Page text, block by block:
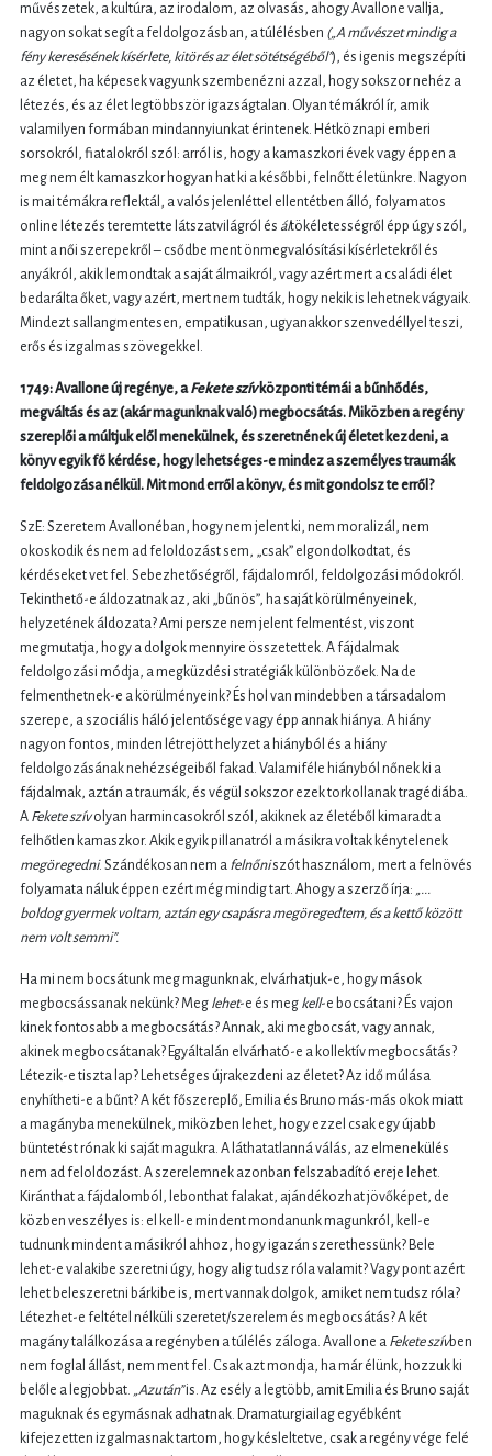
művészetek, a kultúra, az irodalom, az olvasás, ahogy Avallone vallja,
nagyon sokat segít a feldolgozásban, a túlélésben („A művészet mindig a
fény keresésének kísérlete, kitörés az élet sötétségéből”), és igenis megszépíti
az életet, ha képesek vagyunk szembenézni azzal, hogy sokszor nehéz a
létezés, és az élet legtöbbször igazságtalan. Olyan témákról ír, amik
valamilyen formában mindannyiunkat érintenek. Hétköznapi emberi
sorsokról, fiatalokról szól: arról is, hogy a kamaszkori évek vagy éppen a
meg nem élt kamaszkor hogyan hat ki a későbbi, felnőtt életünkre. Nagyon
is mai témákra reflektál, a valós jelenléttel ellentétben álló, folyamatos
online létezés teremtette látszatvilágról és áltökéletességről épp úgy szól,
mint a női szerepekről – csődbe ment önmegvalósítási kísérletekről és
anyákról, akik lemondtak a saját álmaikról, vagy azért mert a családi élet
bedarálta őket, vagy azért, mert nem tudták, hogy nekik is lehetnek vágyaik.
Mindezt sallangmentesen, empatikusan, ugyanakkor szenvedéllyel teszi,
erős és izgalmas szövegekkel.
1749: Avallone új regénye, aFekete szívközponti témái a bűnhődés,
megváltás és az (akár magunknak való) megbocsátás. Miközben a regény
szereplői a múltjuk elől menekülnek, és szeretnének új életet kezdeni, a
könyv egyik fő kérdése, hogy lehetséges-e mindez a személyes traumák
feldolgozása nélkül. Mit mond erről a könyv, és mit gondolsz te erről?
SzE: Szeretem Avallonéban, hogy nem jelent ki, nem moralizál, nem
okoskodik és nem ad feloldozást sem, „csak” elgondolkodtat, és
kérdéseket vet fel. Sebezhetőségről, fájdalomról, feldolgozási módokról.
Tekinthető-e áldozatnak az, aki „bűnös”, ha saját körülményeinek,
helyzetének áldozata?Ami persze nem jelent felmentést, viszont
megmutatja, hogy a dolgok mennyire összetettek. A fájdalmak
feldolgozási módja, a megküzdési stratégiák különbözőek. Na de
felmenthetnek-e a körülményeink? És hol van mindebben a társadalom
szerepe, a szociális háló jelentősége vagy épp annak hiánya. A hiány
nagyon fontos, minden létrejött helyzet a hiányból és a hiány
feldolgozásának nehézségeiből fakad. Valamiféle hiányból nőnek ki a
fájdalmak, aztán a traumák, és végül sokszor ezek torkollanak tragédiába.
A Fekete szívolyan harmincasokról szól, akiknek az életéből kimaradt a
felhőtlen kamaszkor. Akik egyik pillanatról a másikra voltak kénytelenek
megöregedni. Szándékosan nem a felnőniszót használom, mert a felnövés
folyamata náluk éppen ezért még mindig tart. Ahogy a szerző írja: „...
boldog gyermek voltam, aztán egy csapásra megöregedtem, és a kettő között
nem volt semmi”.
Ha mi nem bocsátunk meg magunknak, elvárhatjuk-e, hogy mások
megbocsássanak nekünk? Meg lehet-e és meg kell-e bocsátani? És vajon
kinek fontosabb a megbocsátás? Annak, aki megbocsát, vagy annak,
akinek megbocsátanak? Egyáltalán elvárható-e a kollektív megbocsátás?
Létezik-e tiszta lap? Lehetséges újrakezdeni az életet?Az idő múlása
enyhítheti-e a bűnt?A két főszereplő, Emilia és Bruno más-más okok miatt
a magányba menekülnek, miközben lehet, hogy ezzel csak egy újabb
büntetést rónak ki saját magukra. A láthatatlanná válás, az elmenekülés
nem ad feloldozást. A szerelemnek azonban felszabadító ereje lehet.
Kiránthat a fájdalomból, lebonthat falakat, ajándékozhat jövőképet, de
közben veszélyes is: el kell-e mindent mondanunk magunkról, kell-e
tudnunk mindent a másikról ahhoz, hogy igazán szerethessünk? Bele
lehet-e valakibe szeretni úgy, hogy alig tudsz róla valamit? Vagy pont azért
lehet beleszeretni bárkibe is, mert vannak dolgok, amiket nem tudsz róla?
Létezhet-e feltétel nélküli szeretet/szerelem és megbocsátás?A két
magány találkozása a regényben a túlélés záloga. Avallone a Fekete szívben
nem foglal állást, nem ment fel. Csak azt mondja, ha már élünk, hozzuk ki
belőle a legjobbat. „Azután”is. Az esély a legtöbb, amit Emilia és Bruno saját
maguknak és egymásnak adhatnak. Dramaturgiailag egyébként
kifejezetten izgalmasnak tartom, hogy késleltetve, csak a regény vége felé